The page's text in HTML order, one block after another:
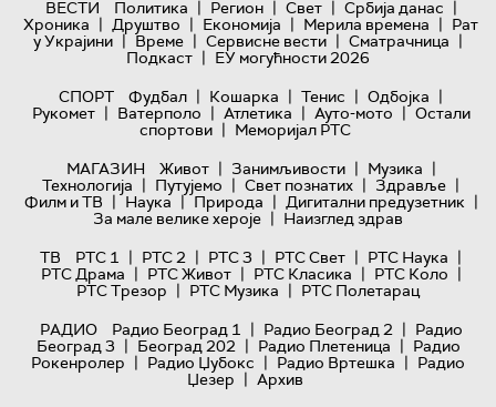
ВЕСТИ Политика | Регион | Свет | Србија данас |
Хроника | Друштво | Економија | Мерила времена | Рат
у Украјини | Време | Сервисне вести | Сматрачница |
Подкаст | ЕУ могућности 2026
СПОРТ
Фудбал | Кошарка | Тенис | Одбојка |
Рукомет | Ватерполо | Атлетика | Ауто-мото | Остали
спортови | Меморијал РТС
МАГАЗИН
Живот | Занимљивости | Музика |
Технологијa | Путујемо | Свет познатих | Здравље |
Филм и ТВ | Наука | Природа | Дигитални предузетник |
За мале велике хероје | Наизглед здрав
ТВ
РТС 1 | РТС 2 | РТС 3 | РТС Свет | РТС Наука |
РТС Драма | РТС Живот | РТС Класика | РТС Коло |
РТС Трезор | РТС Музика | РТС Полетарац
РАДИО
Радио Београд 1 | Радио Београд 2 | Радио
Београд 3 | Београд 202 | Радио Плетеница | Радио
Рокенролер | Радио Џубокс | Радио Вртешка | Радио
Џезер | Архив